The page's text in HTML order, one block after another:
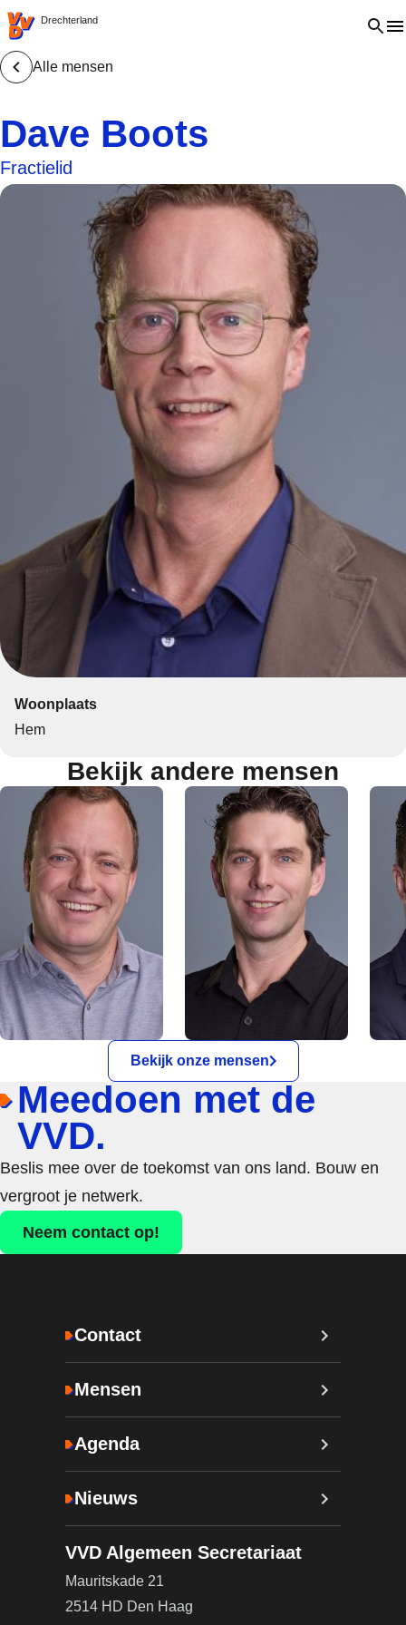
VVD.nl - Ga naar de homepage
Drechterland Open
Alle mensen
Dave Boots
Fractielid
Woonplaats
Hem
Bekijk andere mensen
Bekijk onze mensen
Meedoen met de
VVD.
Beslis mee over de toekomst van ons land. Bouw en
vergroot je netwerk.
Neem contact op!
Contact
Mensen
Agenda
Nieuws
VVD Algemeen Secretariaat
Mauritskade 21
2514 HD Den Haag